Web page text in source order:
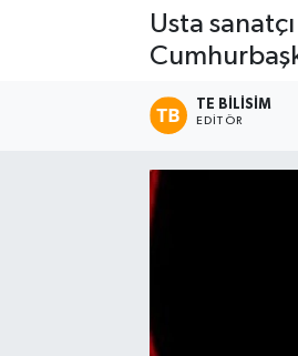
Usta
TE BILISIM
EDITÖR
Haber Arşivi